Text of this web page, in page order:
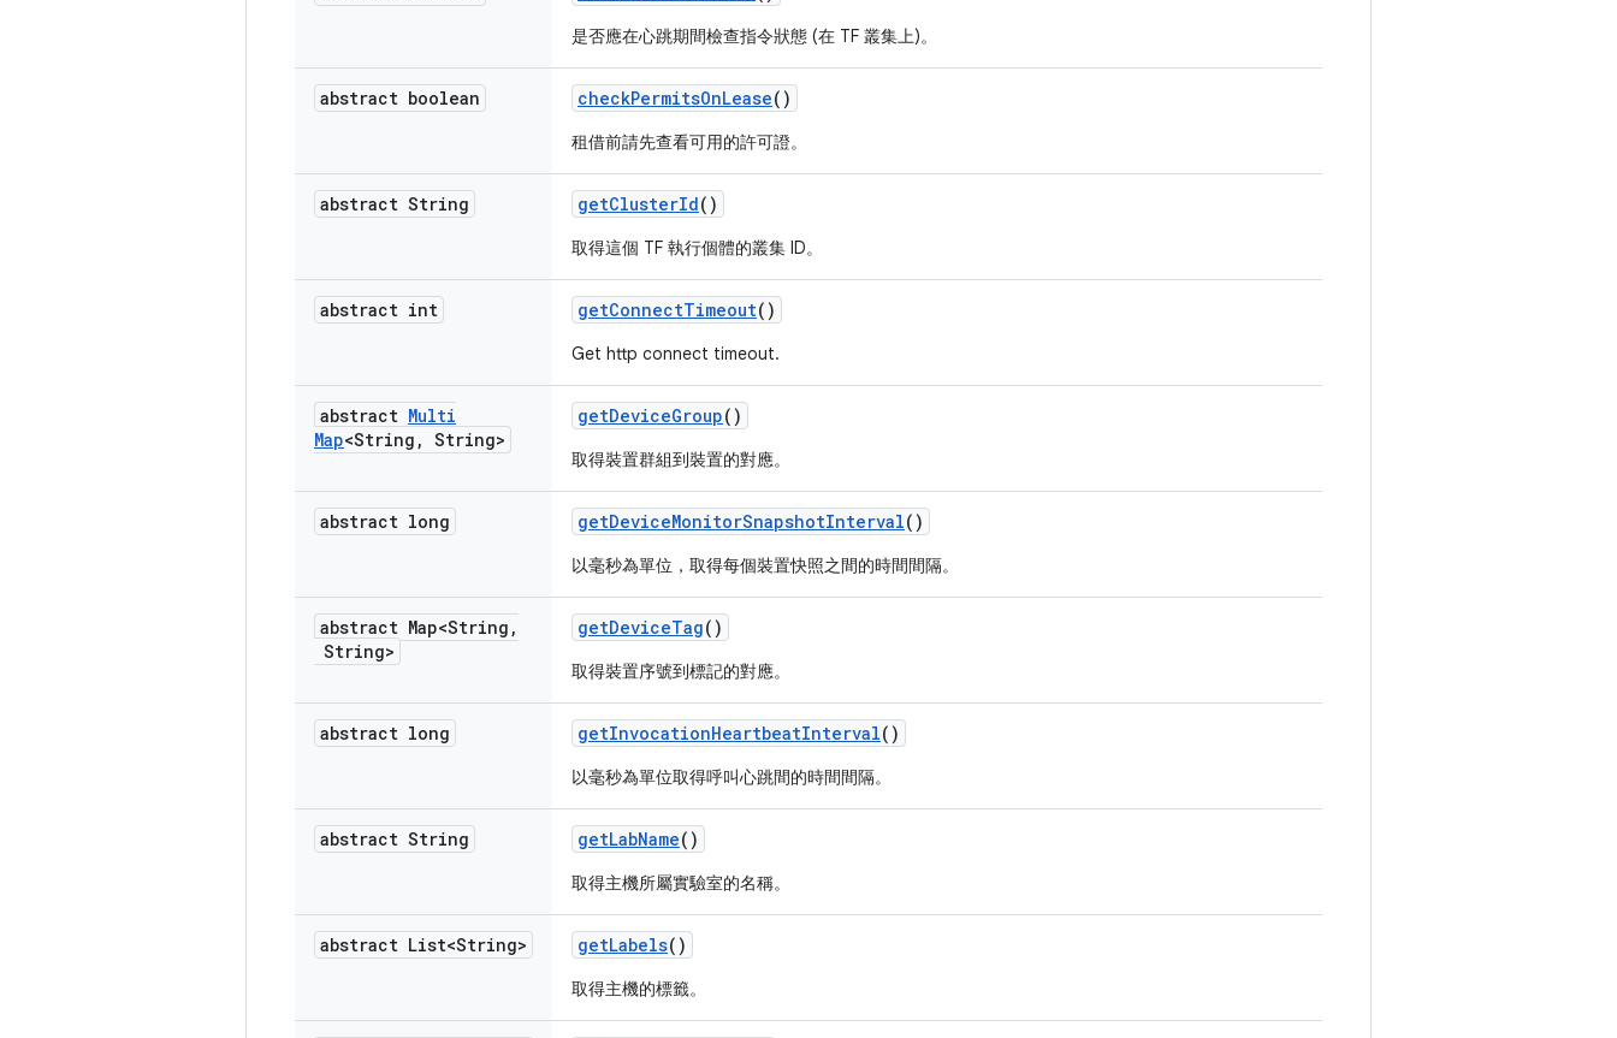
是否應在心跳期間檢查指令狀態 (在 TF 叢集上)。
abstract boolean checkPermitsOnLease()
租借前請先查看可用的許可證。
abstract String getClusterId()
取得這個 TF 執行個體的叢集 ID。
abstract int getConnectTimeout()
Get http connect timeout.
abstract Multi
Map<String , String>
getDeviceGroup()
取得裝置群組到裝置的對應。
abstract long getDeviceMonitorSnapshotInterval()
以毫秒為單位，取得每個裝置快照之間的時間間隔。
abstract Map<String ,
String>
getDeviceTag()
取得裝置序號到標記的對應。
abstract long getInvocationHeartbeatInterval()
以毫秒為單位取得呼叫心跳間的時間間隔。
abstract String getLabName()
取得主機所屬實驗室的名稱。
abstract List<String> getLabels()
取得主機的標籤。